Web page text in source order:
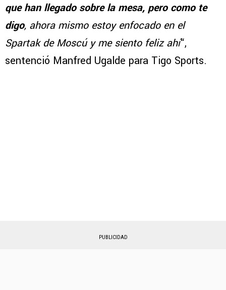
que han llegado sobre la mesa, pero como te
digo, ahora mismo estoy enfocado en el
Spartak de Moscú y me siento feliz ahí“,
sentenció Manfred Ugalde para Tigo Sports.
PUBLICIDAD